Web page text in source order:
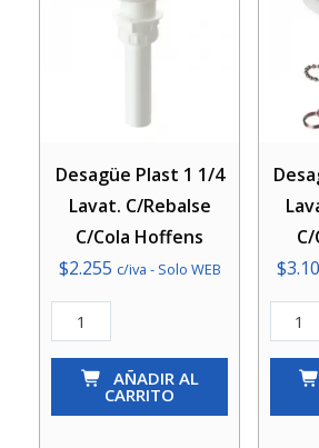
Desagüe Plast 1 1/4
Lavat. C/Rebalse
C/Cola Hoffens
$2.255 c/iva - Solo WEB
Desagüe
Plast
AÑADIR AL
CARRITO
$
Plast